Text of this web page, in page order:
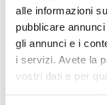
alle informazioni
pubblicare
gli annunci e i
i servizi. Avete la
vostri dati e per
是的
不